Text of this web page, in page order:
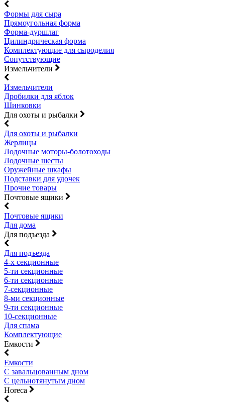
Формы для сыра
Прямоугольная форма
Форма-дуршлаг
Цилиндрическая форма
Комплектующие для сыроделия
Сопутствующие
Измельчители
Измельчители
Дробилки для яблок
Шинковки
Для охоты и рыбалки
Для охоты и рыбалки
Жерлицы
Лодочные моторы-болотоходы
Лодочные шесты
Оружейные шкафы
Подставки для удочек
Прочие товары
Почтовые ящики
Почтовые ящики
Для дома
Для подъезда
Для подъезда
4-х секционные
5-ти секционные
6-ти секционные
7-секционные
8-ми секционные
9-ти секционные
10-секционные
Для спама
Комплектующие
Емкости
Емкости
С завальцованным дном
С цельнотянутым дном
Horeca